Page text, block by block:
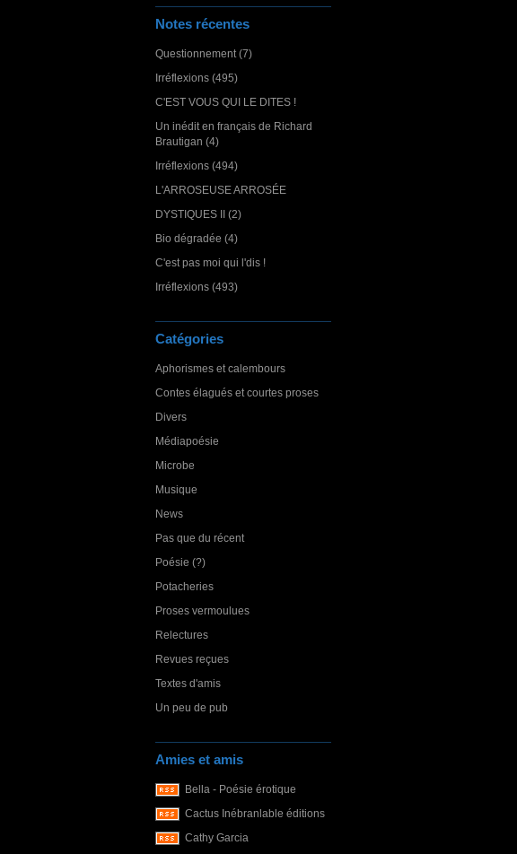
Notes récentes
Questionnement (7)
Irréflexions (495)
C'EST VOUS QUI LE DITES !
Un inédit en français de Richard
Brautigan (4)
Irréflexions (494)
L'ARROSEUSE ARROSÉE
DYSTIQUES II (2)
Bio dégradée (4)
C'est pas moi qui l'dis !
Irréflexions (493)
Catégories
Aphorismes et calembours
Contes élagués et courtes proses
Divers
Médiapoésie
Microbe
Musique
News
Pas que du récent
Poésie (?)
Potacheries
Proses vermoulues
Relectures
Revues reçues
Textes d'amis
Un peu de pub
Amies et amis
Bella - Poésie érotique
Cactus Inébranlable éditions
Cathy Garcia